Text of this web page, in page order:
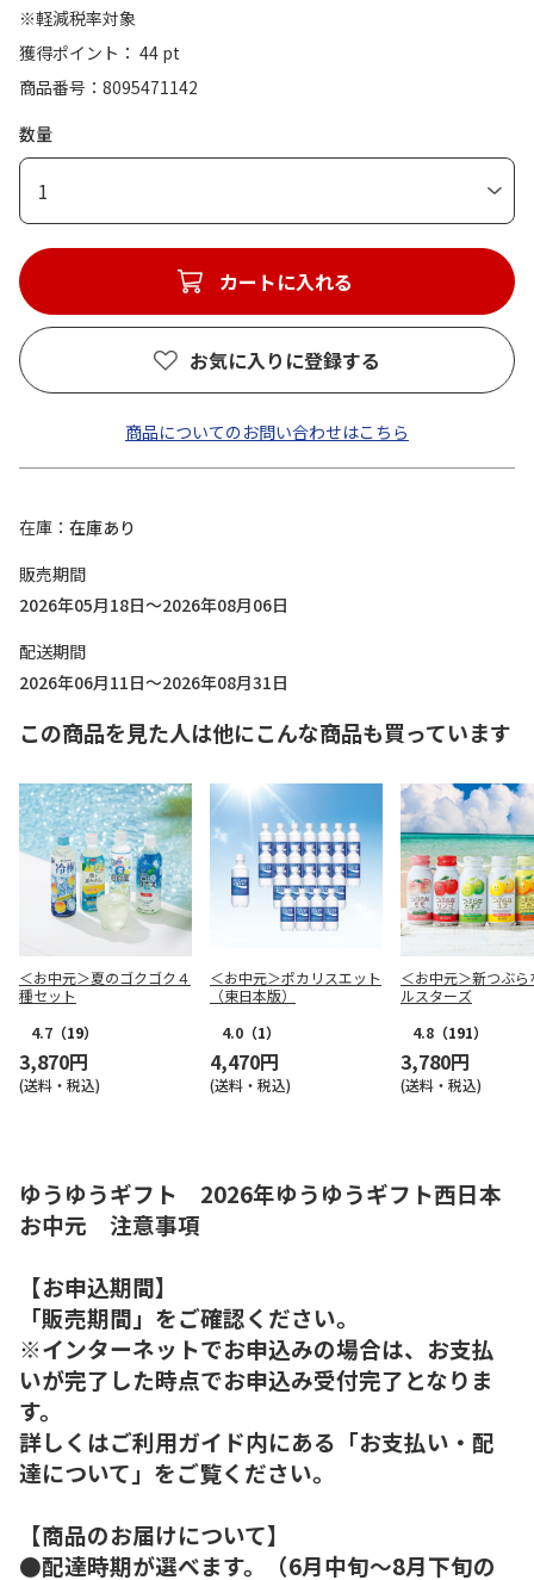
※軽減税率対象
獲得ポイント： 44 pt
商品番号
8095471142
数量
1
カートに入れる
お気に入りに登録する
商品についてのお問い合わせはこちら
在庫
在庫あり
販売期間
2026年05月18日～2026年08月06日
配送期間
2026年06月11日～2026年08月31日
この商品を見た人は他にこんな商品も買っています
＜お中元＞夏のゴクゴク４
種セット
4.7 （19）
3,870円
(送料・税込)
＜お中元＞ポカリスエット
（東日本版）
4.0 （1）
4,470円
(送料・税込)
＜お中元＞新つぶら
ルスターズ
4.8 （191）
3,780円
(送料・税込)
ゆうゆうギフト 2026年ゆうゆうギフト西日本
お中元 注意事項
【お申込期間】
「販売期間」をご確認ください。
※インターネットでお申込みの場合は、お支払
いが完了した時点でお申込み受付完了となりま
す。
詳しくはご利用ガイド内にある「お支払い・配
達について」をご覧ください。
【商品のお届けについて】
●配達時期が選べます。（6月中旬～8月下旬の